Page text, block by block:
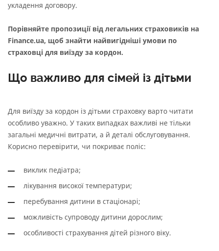
укладення договору.
Порівняйте пропозиції від легальних страховиків на
Finance.ua, щоб знайти найвигідніші умови по
страховці для виїзду за кордон.
Що важливо для сімей із дітьми
Для виїзду за кордон із дітьми страховку варто читати
особливо уважно. У таких випадках важливі не тільки
загальні медичні витрати, а й деталі обслуговування.
Корисно перевірити, чи покриває поліс:
виклик педіатра;
лікування високої температури;
перебування дитини в стаціонарі;
можливість супроводу дитини дорослим;
особливості страхування дітей різного віку.